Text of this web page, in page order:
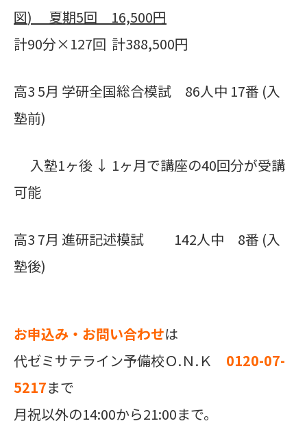
図) 夏期5回 16,500円
計90分×127回 計388,500円
高3 5月 学研全国総合模試 86人中 17番 (入
塾前)
入塾1ヶ後 ↓ 1ヶ月で講座の40回分が受講
可能
高3 7月 進研記述模試 142人中 8番 (入
塾後)
お申込み・お問い合わせは
代ゼミサテライン予備校Ｏ.Ｎ.Ｋ 0120-07-
5217まで
月祝以外の14:00から21:00まで。